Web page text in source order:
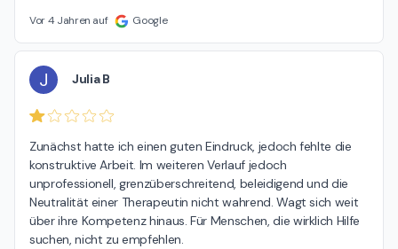
Vor 4 Jahren auf Google
J Julia B
Zunächst hatte ich einen guten Eindruck, jedoch fehlte die
konstruktive Arbeit. Im weiteren Verlauf jedoch
unprofessionell, grenzüberschreitend, beleidigend und die
Neutralität einer Therapeutin nicht wahrend. Wagt sich weit
über ihre Kompetenz hinaus. Für Menschen, die wirklich Hilfe
suchen, nicht zu empfehlen.